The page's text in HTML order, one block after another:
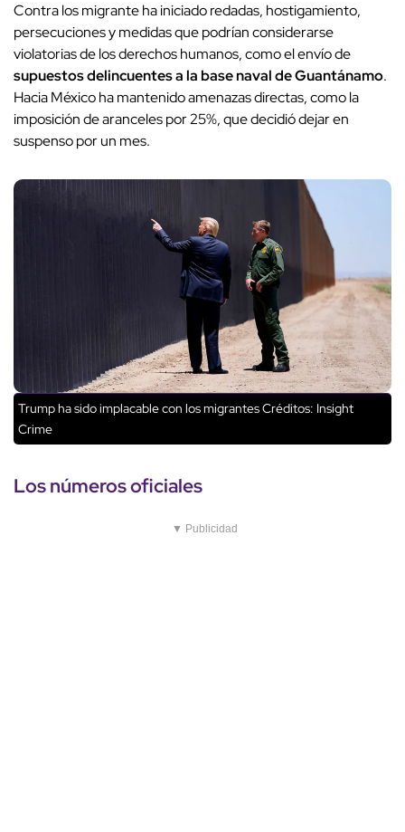
Contra los migrante ha iniciado redadas, hostigamiento,
persecuciones y medidas que podrían considerarse
violatorias de los derechos humanos, como el envío de
supuestos delincuentes a la base naval de Guantánamo.
Hacia México ha mantenido amenazas directas, como la
imposición de aranceles por 25%, que decidió dejar en
suspenso por un mes.
Trump ha sido implacable con los migrantesCréditos: Insight
Crime
Los números oficiales
▼ Publicidad